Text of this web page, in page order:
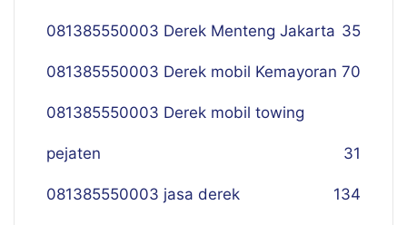
081385550003 Derek Menteng Jakarta 35
081385550003 Derek mobil Kemayoran 70
081385550003 Derek mobil towing
pejaten 31
081385550003 jasa derek 134